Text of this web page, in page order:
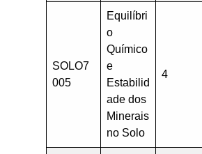
SOLO7
005
Equilíbri
o
Químico
e
Estabilid
ade dos
Minerais
no Solo
4